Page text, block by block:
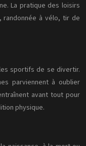
La pratique des loisirs
randonnée à vélo, tir de
sportifs de se divertir.
parviennent à oublier
avant tout pour
physique.